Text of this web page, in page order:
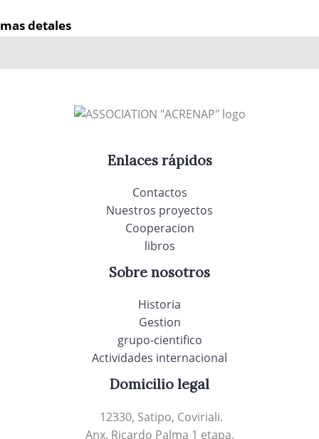
mas detales
Enlaces rápidos
Contactos
Nuestros proyectos
Cooperacion
libros
Sobre nosotros
Historia
Gestion
grupo-cientifico
Actividades internacional
Domicilio legal
12330, Satipo, Coviriali.
Anx. Ricardo Palma 1 etapa.